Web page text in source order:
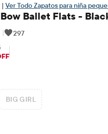
| Ver Todo Zapatos para niña
Ballet Flats -
| 297
original: $29.95
BIG GIRL